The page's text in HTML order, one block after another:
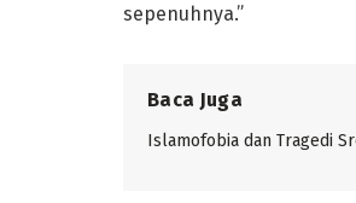
sepenuhnya.”
Baca Juga
Islamofobia dan Tragedi